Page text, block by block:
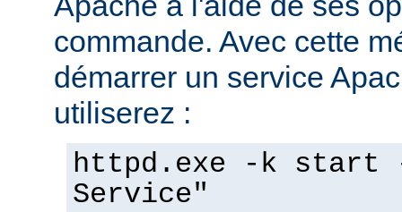
commande. Avec cette
démarrer un service
utiliserez :
httpd.exe -k start -
Service"